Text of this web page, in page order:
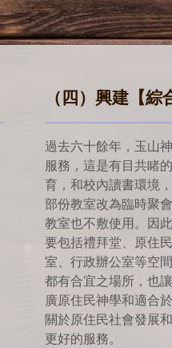
（四）興建【綜
過去六十餘年，玉山
服務，這是有目共睹
育，和校內讀書環境
部份教室改為臨時聚
教室也不敷使用。因
要包括禮拜堂、原住
室、行政辦公室等空
都有合宜之場所，也
廣原住民神學和適合
關於原住民社會發展
更好的服務。